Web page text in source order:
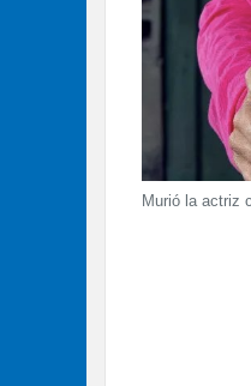
Murió la actriz